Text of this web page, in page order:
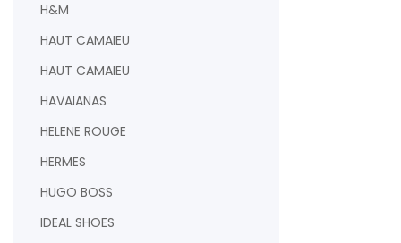
H&M
HAUT CAMAIEU
HAUT CAMAIEU
HAVAIANAS
HELENE ROUGE
HERMES
HUGO BOSS
IDEAL SHOES